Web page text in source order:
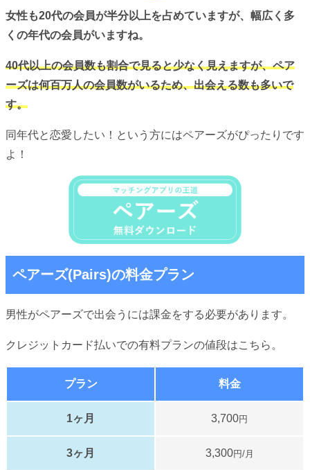
女性も20代の会員が半分以上を占めていますが、幅広く多
くの年代の会員がいますね。
40代以上の会員数も割合で見ると少なく見えますが、ペア
ーズは何百万人の会員数がいるため、出会える数も多いで
す。
同年代と恋愛したい！という方にはペアーズがぴったりです
よ！
ペアーズ(Pairs)の料金プラン
男性がペアーズで出会うには課金をする必要があります。
クレジットカード払いでの有料プランの値段はこちら。
プラン 料金
1ヶ月 3,700円
3ヶ月 3,300円/月